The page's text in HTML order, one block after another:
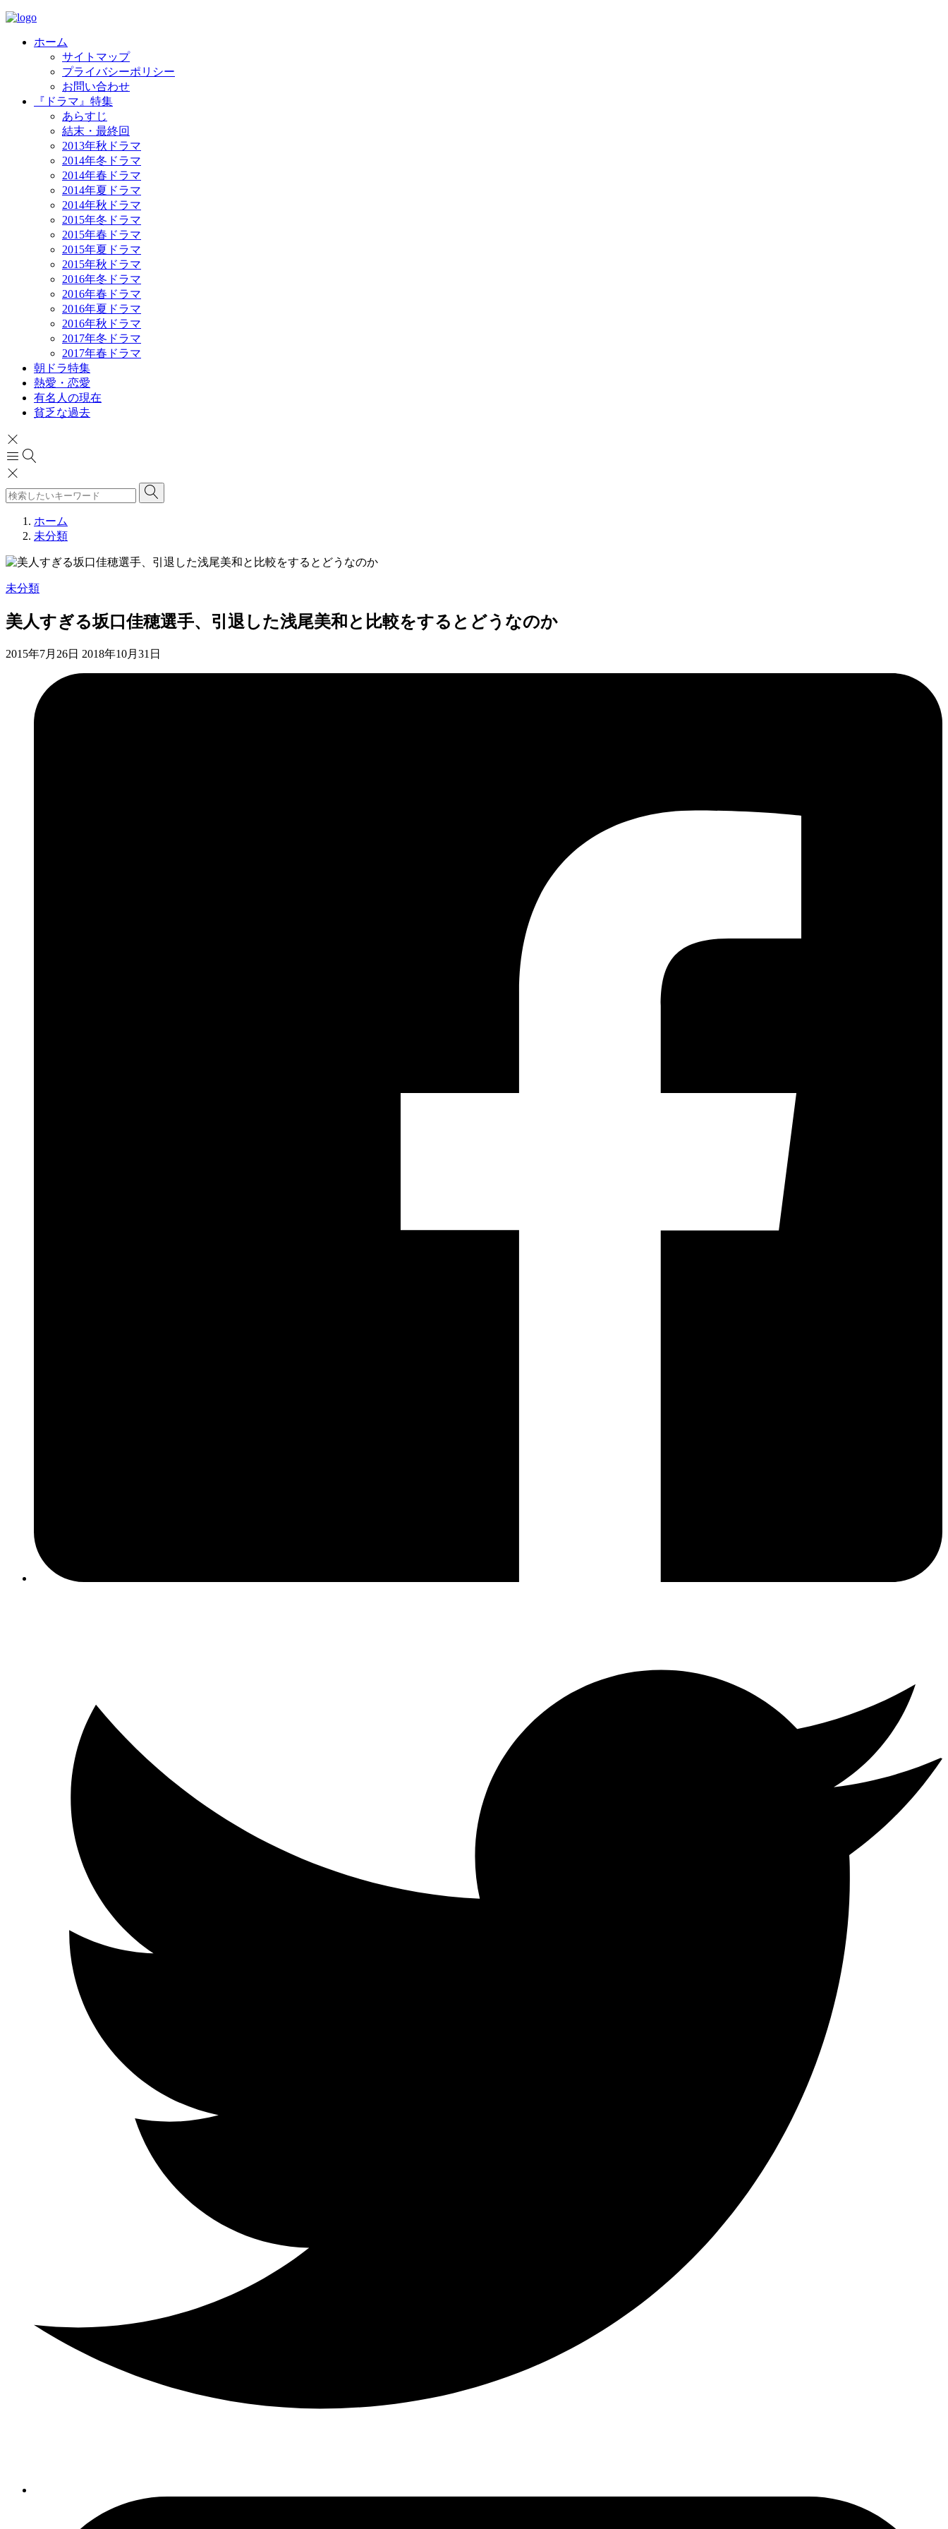
ホーム
サイトマップ
プライバシーポリシー
お問い合わせ
『ドラマ』特集
あらすじ
結末・最終回
2013年秋ドラマ
2014年冬ドラマ
2014年春ドラマ
2014年夏ドラマ
2014年秋ドラマ
2015年冬ドラマ
2015年春ドラマ
2015年夏ドラマ
2015年秋ドラマ
2016年冬ドラマ
2016年春ドラマ
2016年夏ドラマ
2016年秋ドラマ
2017年冬ドラマ
2017年春ドラマ
朝ドラ特集
熱愛・恋愛
有名人の現在
貧乏な過去
ホーム
未分類
未分類
美人すぎる坂口佳穂選手、引退した浅尾美和と比較をするとどうなのか
2015年7月26日 2018年10月31日